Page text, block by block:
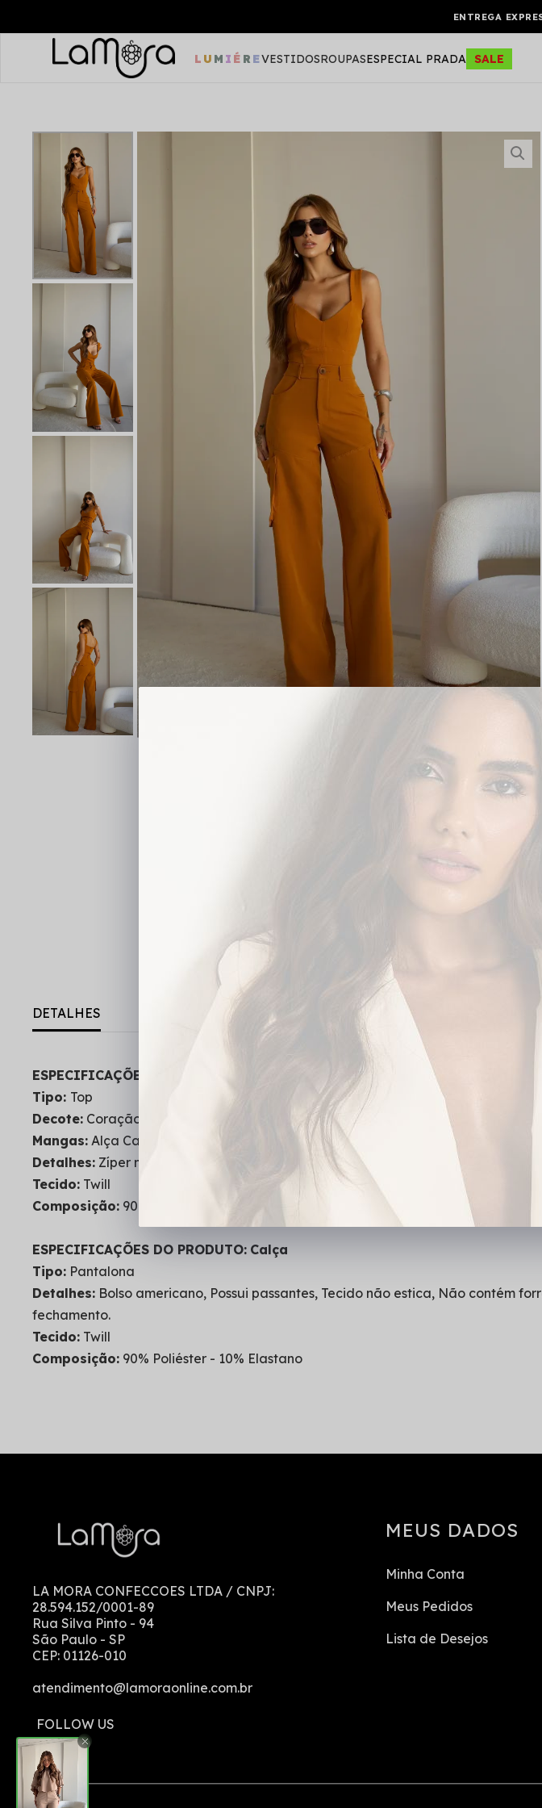
ENTREGA
LUMIÉREVESTIDOSROUPASESPECIAL PRADA SALE
DETALHES
ESPECIFICAÇÕES DO PRODUTO: Blusa
Tipo: Top
Decote: Coração
Mangas: Alça Cavada
Detalhes: Zíper nas costas, Frente com varios recortes, Duplo tecido frente e
Tecido: Twill
Composição: 90% Poliéster - 10% Elastano
ESPECIFICAÇÕES DO PRODUTO: Calça
Tipo: Pantalona
Detalhes: Bolso americano, Possui passantes, Tecido não estica, Não contém
fechamento.
Tecido: Twill
Composição: 90% Poliéster - 10% Elastano
LA MORA CONFECCOES LTDA / CNPJ:
28.594.152/0001-89
Rua Silva Pinto - 94
São Paulo - SP
CEP: 01126-010
atendimento@lamoraonline.com.br
MEUS DADOS
Minha Conta
Meus Pedidos
Lista de Desejos